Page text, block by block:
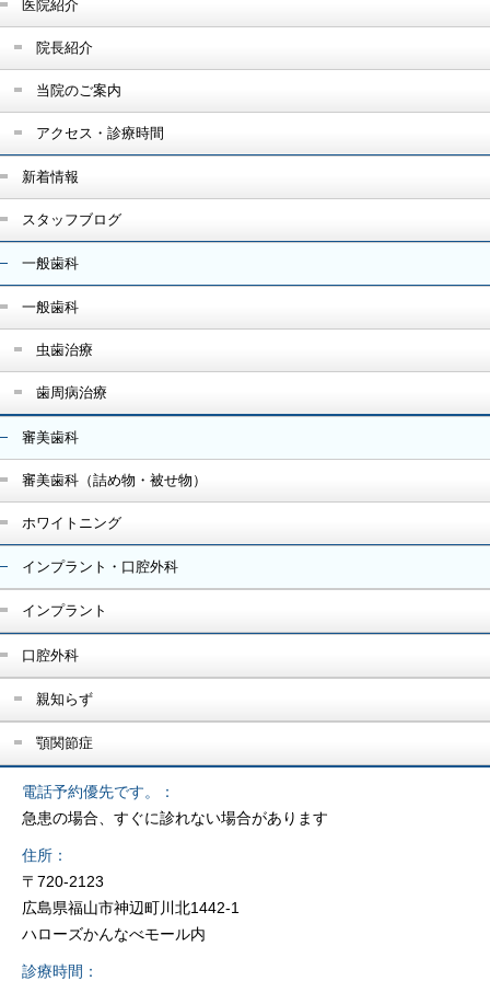
医院紹介
院長紹介
当院のご案内
アクセス・診療時間
新着情報
スタッフブログ
一般歯科
一般歯科
虫歯治療
歯周病治療
審美歯科
審美歯科（詰め物・被せ物）
ホワイトニング
インプラント・口腔外科
インプラント
口腔外科
親知らず
顎関節症
電話予約優先です。
急患の場合、すぐに診れない場合があります
住所
〒720-2123
広島県福山市神辺町川北1442-1
ハローズかんなべモール内
診療時間